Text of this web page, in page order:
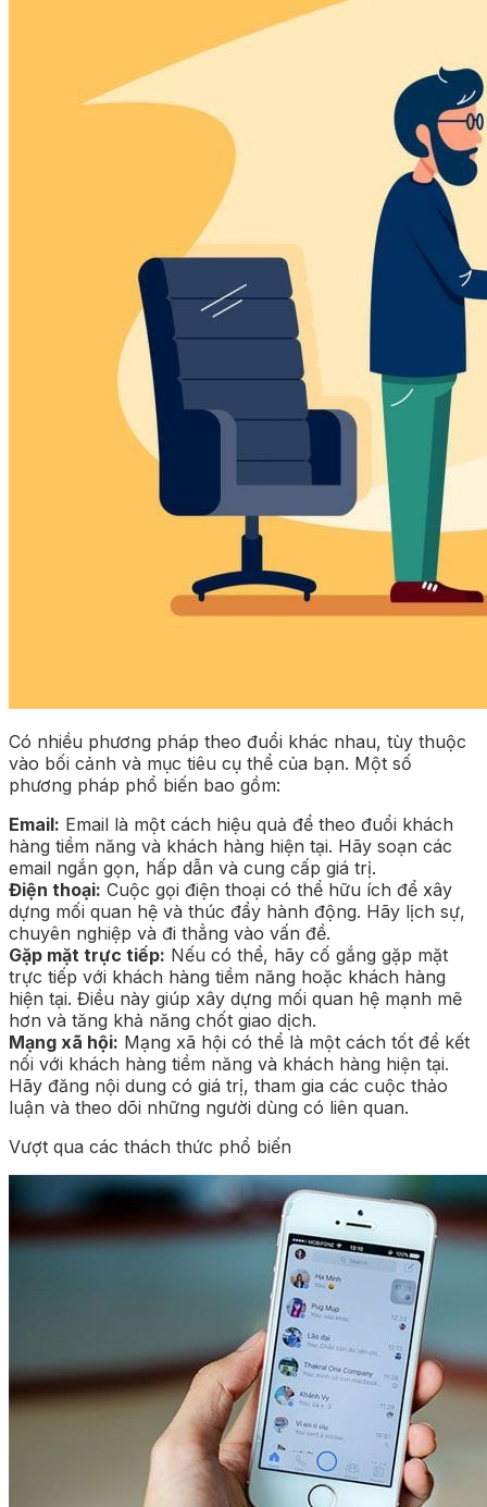
Có nhiều phương pháp theo đuổi khác nhau, tùy thuộc
vào bối cảnh và mục tiêu cụ thể của bạn. Một số
phương pháp phổ biến bao gồm:
Email: Email là một cách hiệu quả để theo đuổi khách
hàng tiềm năng và khách hàng hiện tại. Hãy soạn các
email ngắn gọn, hấp dẫn và cung cấp giá trị.
Điện thoại: Cuộc gọi điện thoại có thể hữu ích để xây
dựng mối quan hệ và thúc đẩy hành động. Hãy lịch sự,
chuyên nghiệp và đi thẳng vào vấn đề.
Gặp mặt trực tiếp: Nếu có thể, hãy cố gắng gặp mặt
trực tiếp với khách hàng tiềm năng hoặc khách hàng
hiện tại. Điều này giúp xây dựng mối quan hệ mạnh mẽ
hơn và tăng khả năng chốt giao dịch.
Mạng xã hội: Mạng xã hội có thể là một cách tốt để kết
nối với khách hàng tiềm năng và khách hàng hiện tại.
Hãy đăng nội dung có giá trị, tham gia các cuộc thảo
luận và theo dõi những người dùng có liên quan.
Vượt qua các thách thức phổ biến